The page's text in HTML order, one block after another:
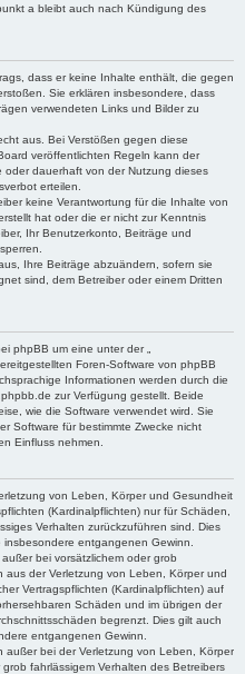
a bleibt auch nach Kündigung des
dass er keine Inhalte enthält, die gegen
Sie erklären insbesondere, dass
verwendeten Links und Bilder zu
aus. Bei Verstößen gegen diese
veröffentlichten Regeln kann der
oder dauerhaft von der Nutzung dieses
erteilen.
keine Verantwortung für die Inhalte von
hat oder die er nicht zur Kenntnis
Ihr Benutzerkonto, Beiträge und
Ihre Beiträge abzuändern, sofern sie
sind, dem Betreiber oder einem Dritten
phpBB um eine unter der „
Foren-Software von phpBB
Informationen werden durch die
zur Verfügung gestellt. Beide
wie die Software verwendet wird. Sie
Software für bestimmte Zwecke nicht
Einfluss nehmen.
von Leben, Körper und Gesundheit
(Kardinalpflichten) nur für Schäden,
Verhalten zurückzuführen sind. Dies
entgangenen Gewinn.
bei vorsätzlichem oder grob
aus der Verletzung von Leben, Körper und
Vertragspflichten (Kardinalpflichten) auf
Schäden und im übrigen der
begrenzt. Dies gilt auch
entgangenen Gewinn.
außer bei der Verletzung von Leben, Körper
fahrlässigem Verhalten des Betreibers